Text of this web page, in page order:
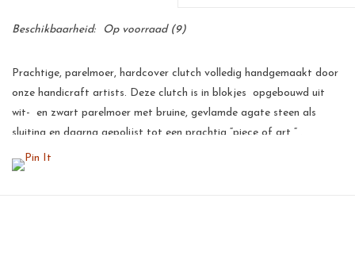
Beschikbaarheid: Op voorraad(9)
Prachtige, parelmoer, hardcover clutch volledig handgemaakt door
onze handicraft artists. Deze clutch is in blokjes opgebouwd uit
wit- en zwart parelmoer met bruine, gevlamde agate steen als
sluiting en daarna gepolijst tot een prachtig “piece of art “ .
Iedere clutch is uiteindelijk een “one of a kind” produkt door het